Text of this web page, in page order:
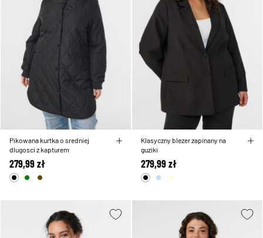
Pikowana kurtka o sredniej
dlugosci z kapturem
279,99 zł
Klasyczny blezer zapinany na
guziki
279,99 zł